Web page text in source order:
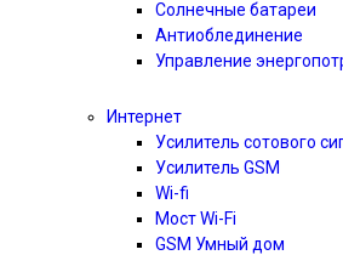
Солнечные батареи
Антиоблединение
Управление
Интернет
Усилитель сотового
Усилитель GSM
Wi-fi
Мост Wi-Fi
GSM Умный дом